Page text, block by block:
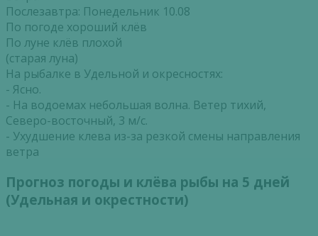
Послезавтра: Понедельник 10.08
По погоде хороший клёв
По луне клёв плохой
(старая луна)
На рыбалке в Удельной и окресностях:
- Ясно.
- На водоемах небольшая волна. Ветер тихий,
Северо-восточный, 3 м/с.
- Ухудшение клева из-за резкой смены направления
ветра
Прогноз погоды и клёва рыбы на 5 дней
(Удельная и окрестности)